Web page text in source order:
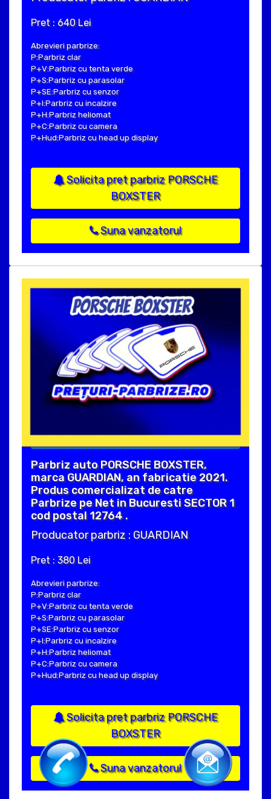
Pret : 640 Lei
Abrevieri parbrize:
P:Parbriz clar
P+V:Parbriz cu tenta verde
P+S:Parbriz cu parasolar
P+SE:Parbriz cu senzor
P+I:Parbriz cu incalzire
P+H:Parbriz heliomat
P+C:Parbriz cu camera
P+Hud:Parbriz cu head up display
Solicita pret parbriz PORSCHE
BOXSTER
Suna vanzatorul
Parbriz auto PORSCHE BOXSTER,
marca GUARDIAN, an fabricatie 2021.
Produs comercializat de catre
Parbrize pe Net in Bucuresti SECTOR 1
cod postal 12764 .
Producator parbriz : GUARDIAN
Pret : 380 Lei
Abrevieri parbrize:
P:Parbriz clar
P+V:Parbriz cu tenta verde
P+S:Parbriz cu parasolar
P+SE:Parbriz cu senzor
P+I:Parbriz cu incalzire
P+H:Parbriz heliomat
P+C:Parbriz cu camera
P+Hud:Parbriz cu head up display
Solicita pret parbriz PORSCHE
BOXSTER
Suna vanzatorul